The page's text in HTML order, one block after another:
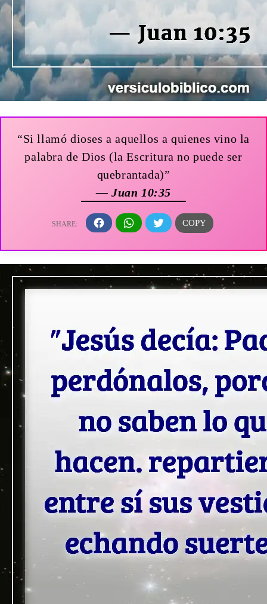
“Si llamó dioses a aquellos a quienes vino la
palabra de Dios (la Escritura no puede ser
quebrantada)”
— Juan 10:35